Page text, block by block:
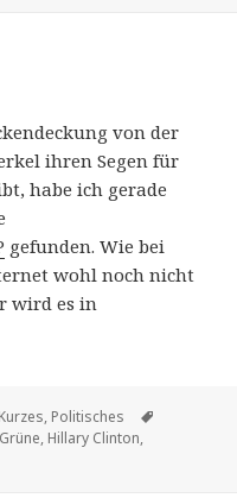
von der
ihren Segen für
habe ich gerade
gefunden. Wie bei
wohl noch nicht
wird es in
Kategorien
Kurzes, Politisches
Grüne, Hillary Clinton,